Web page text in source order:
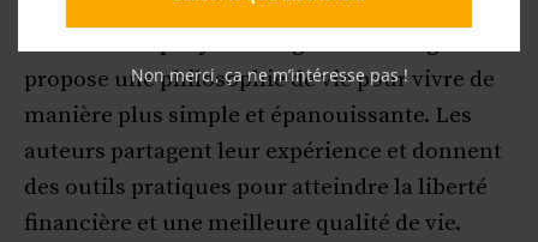
propose une philosophie de vie pour vivre de
manière plus simple et épanouissante. Les
auteurs partagent leur expérience et donnent
des outils pratiques pour atteindre la liberté
financière et une meilleure qualité de vie.
Non merci, ça ne m’intéresse pas !